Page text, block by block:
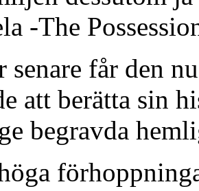
-The
senare får den
att berätta sin
begravda